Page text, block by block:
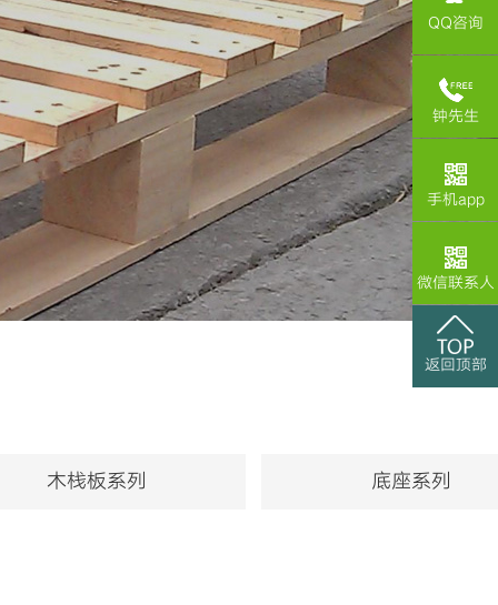
木栈板系列 底座系列
QQ咨询
钟先生
手机app
微信联系人
返回顶部